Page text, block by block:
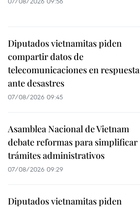
Diputados vietnamitas piden
compartir datos de
telecomunicaciones en respuesta
ante desastres
07/08/2026 09:45
Asamblea Nacional de Vietnam
debate reformas para simplificar
trámites administrativos
07/08/2026 09:29
Diputados vietnamitas piden